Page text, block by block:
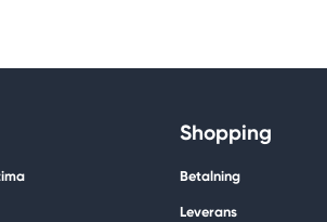
Shopping
Betalning
Leverans